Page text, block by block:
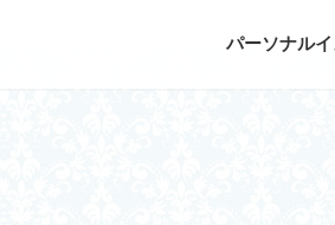
パーソナル